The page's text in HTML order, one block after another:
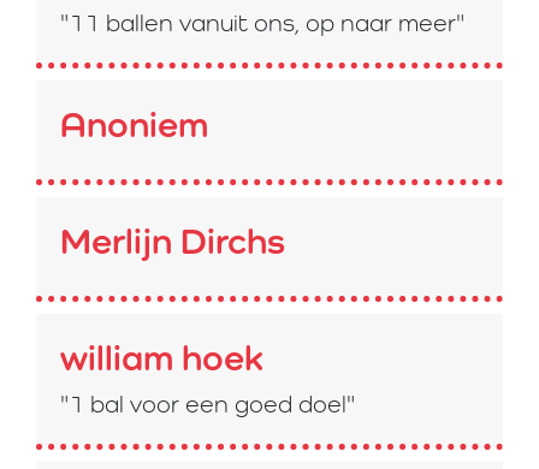
"11 ballen vanuit ons, op naar meer"
Anoniem
Merlijn Dirchs
william hoek
"1 bal voor een goed doel"